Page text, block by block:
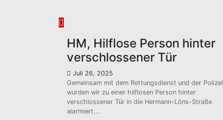
HM, Hilflose Person hinter
verschlossener Tür
Juli 26, 2025
Gemeinsam mit dem Rettungsdienst und der Polizei
wurden wir zu einer hilflosen Person hinter
verschlossener Tür in die Hermann-Löns-Straße
alarmiert.…